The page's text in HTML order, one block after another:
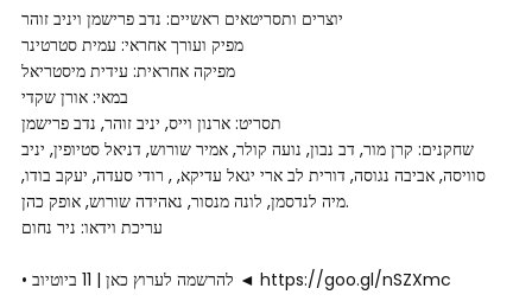
יוצרים ותסריטאים ראשיים: נדב פרישמן ויניב זוהר
מפיק ועורך אחראי: עמית סטרטינר
מפיקה אחראית: עידית מיסטריאל
במאי: אורן שקדי
תסריט: ארנון וייס, יניב זוהר, נדב פרישמן
שחקנים: קרן מור, דב נבון, נועה קולר, אמיר שורוש, דניאל סטיופין, יניב
סוויסה, אביבה נגוסה, דורית לב ארי יגאל עדיקא, , רודי סעדה, יעקב בודו,
מיה לנדסמן, לונה מנסור, נאהידה שורוש, אופק כהן.
עריכת וידאו: ניר נחום
• להרשמה לערוץ כאן | 11 ביוטיוב ◄ https://goo.gl/nSZXmc